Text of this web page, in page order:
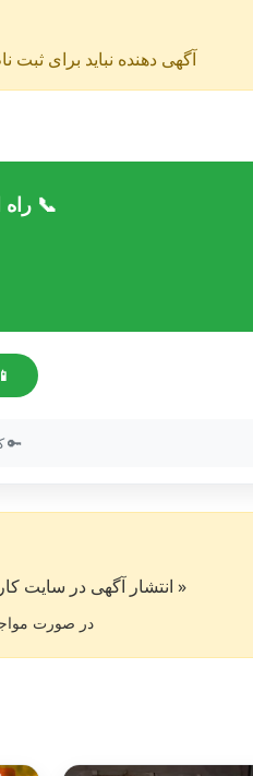
آگهی دهنده نباید برای ثبت
📞
🔑 کد آگهی:
« انتشار آگهی در سایت کار۵۰ به معنی تایید آگهی دهنده از طرف سایت کار۵۰ نمی باشد. »
در صورت